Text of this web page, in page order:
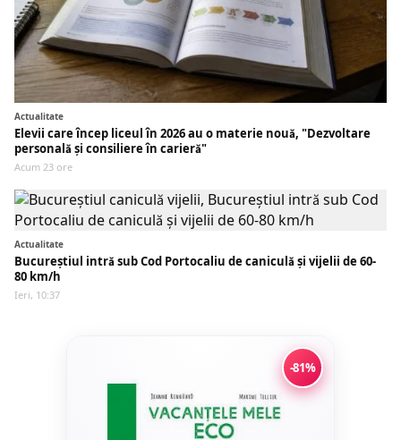
Actualitate
Elevii care încep liceul în 2026 au o materie nouă, "Dezvoltare
personală și consiliere în carieră"
Acum 23 ore
Actualitate
Bucureștiul intră sub Cod Portocaliu de caniculă și vijelii de 60-
80 km/h
Ieri, 10:37
-81%